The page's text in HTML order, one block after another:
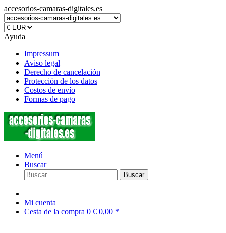
accesorios-camaras-digitales.es
Ayuda
Impressum
Aviso legal
Derecho de cancelación
Protección de los datos
Costos de envío
Formas de pago
Menú
Buscar
Buscar
Mi cuenta
Cesta de la compra 0 € 0,00 *